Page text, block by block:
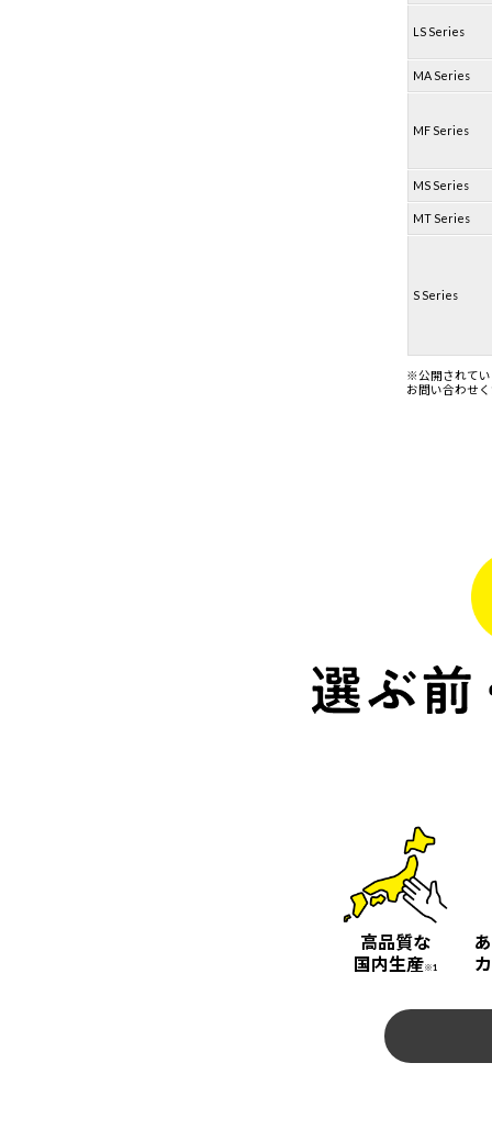
LS Series
MA Series
MF Series
MS Series
MT Series
S Series
※公開されてい
お問い合わせ
高品質な
国内生産※1